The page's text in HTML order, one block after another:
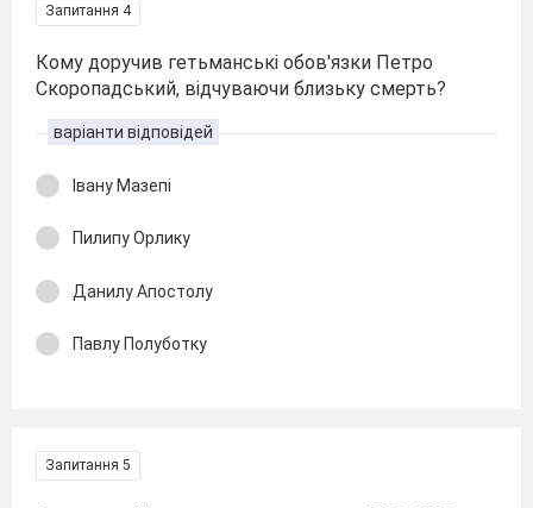
Запитання 4
Кому доручив гетьманські обов′язки Петро
Скоропадський, відчуваючи близьку смерть?
варіанти відповідей
Івану Мазепі
Пилипу Орлику
Данилу Апостолу
Павлу Полуботку
Запитання 5